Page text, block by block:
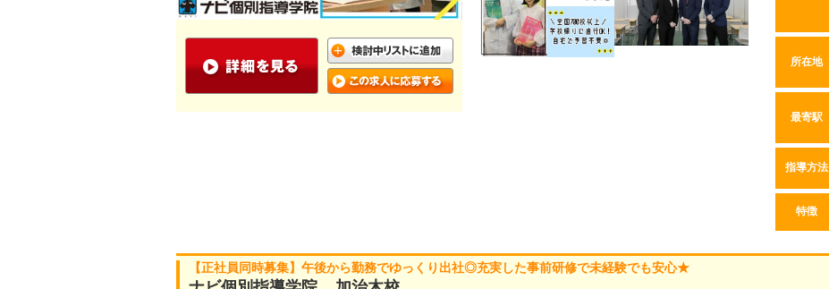
所在地
最寄駅
指導方法
特徴
【正社員同時募集】午後から勤務でゆっくり出社◎充実した事前研修で未経験でも安心★